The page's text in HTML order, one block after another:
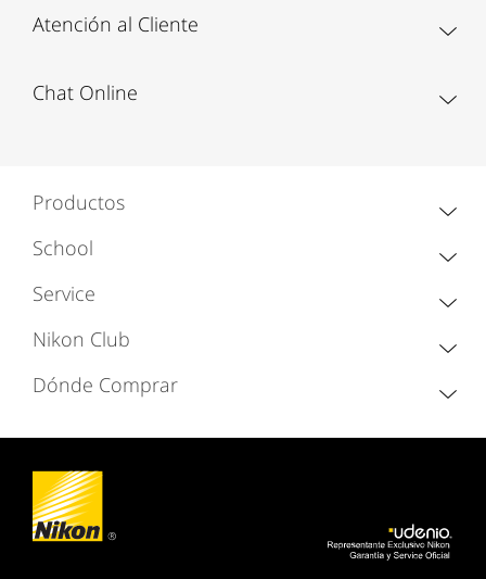
Atención al Cliente
Chat Online
Productos
School
Service
Nikon Club
Dónde Comprar